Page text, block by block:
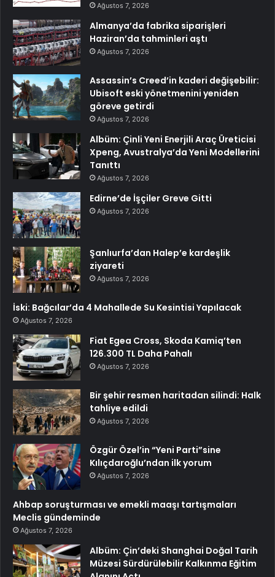
Ağustos 7, 2026
Almanya’da fabrika siparişleri
Haziran’da tahminleri aştı
Ağustos 7, 2026
Assassin’s Creed’in kaderi değişebilir:
Ubisoft eski yönetmenini yeniden
göreve getirdi
Ağustos 7, 2026
Albüm: Çinli Yeni Enerjili Araç Üreticisi
Xpeng, Avustralya’da Yeni Modellerini
Tanıttı
Ağustos 7, 2026
Edirne’de İşçiler Greve Gitti
Ağustos 7, 2026
Şanlıurfa’dan Halep’e kardeşlik
ziyareti
Ağustos 7, 2026
İski: Bağcılar’da 4 Mahallede Su Kesintisi Yapılacak
Ağustos 7, 2026
Fiat Egea Cross, Skoda Kamiq’ten
126.300 TL Daha Pahalı
Ağustos 7, 2026
Bir şehir resmen haritadan silindi: Halk
tahliye edildi
Ağustos 7, 2026
Özgür Özel’in “Yeni Parti”sine
Kılıçdaroğlu’ndan ilk yorum
Ağustos 7, 2026
Ahbap soruşturması ve emekli maaşı tartışmaları
Meclis gündeminde
Ağustos 7, 2026
Albüm: Çin’deki Shanghai Doğal Tarih
Müzesi Sürdürülebilir Kalkınma Eğitim